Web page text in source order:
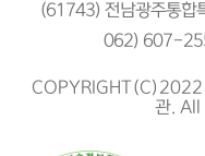
(61743) 전남광주통합
062) 607-
COPYRIGHT(C)2022
관.